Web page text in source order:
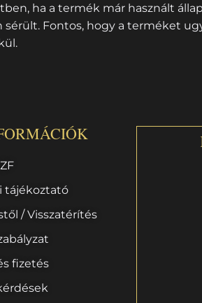
ha a termék már használt
Fontos, hogy a terméket
tájékoztató
/ Visszatérítés
fizetés